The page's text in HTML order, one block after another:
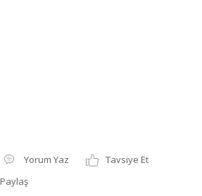
Yorum Yaz
Tavsiye Et
Paylaş